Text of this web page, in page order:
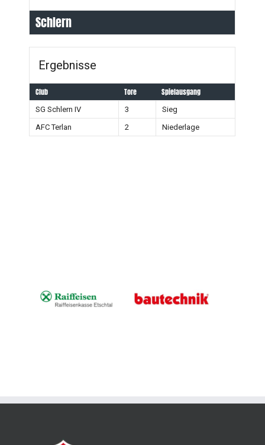
Schlern
Ergebnisse
Club Tore Spielausgang
SG Schlern IV 3
Sieg
AFC Terlan
2 Niederlage